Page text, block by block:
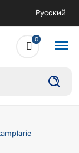
Русский
0